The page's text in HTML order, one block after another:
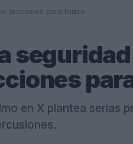
lecciones para todos
en X plantea serias